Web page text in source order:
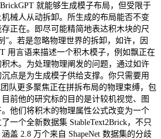
就能够生成模子布局，但受限于
械人从动拆卸。所生成的布局能否不变
正在。即尽可能精简地表达积木块的尺
”。若是忽略物理世界的拆卸，如许，因
用言语来描述一个积木模子，例如飘正在
木。为处理物理阐发的问题，通过如许
点是为生成模子供给支撑。你只需要用
队更多聚焦正在拼拆布局的物理束缚，包
前他的研究标的目的是计较机视觉、图
他们将积木的物理属性公式改变为一个
一个全新数据集 StableText2Brick，不只
盖 2.8 万个来自 ShapeNet 数据集的分歧